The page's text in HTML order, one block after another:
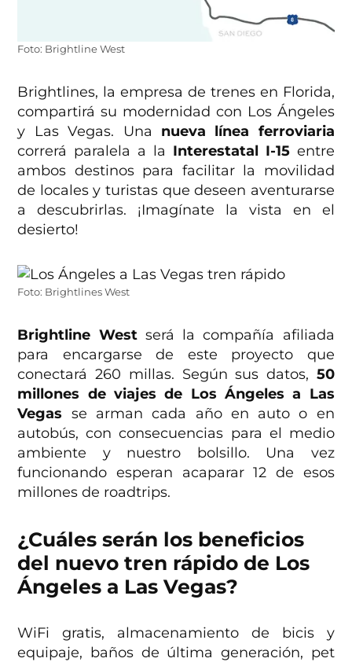
Foto: Brightline West
Brightlines, la empresa de trenes en Florida,
compartirá su modernidad con Los Ángeles
y Las Vegas. Una nueva línea ferroviaria
correrá paralela a la Interestatal I-15entre
ambos destinos para facilitar la movilidad
de locales y turistas que deseen aventurarse
a descubrirlas. ¡Imagínate la vista en el
desierto!
Foto: Brightlines West
Brightline Westserá la compañía afiliada
para encargarse de este proyecto que
conectará 260 millas. Según sus datos, 50
millones de viajes de Los Ángeles a Las
Vegas se arman cada año en auto o en
autobús, con consecuencias para el medio
ambiente y nuestro bolsillo. Una vez
funcionando esperan acaparar 12 de esos
millones de roadtrips.
¿Cuáles serán los beneficios
del nuevo tren rápido de Los
Ángeles a Las Vegas?
WiFi gratis, almacenamiento de bicis y
equipaje, baños de última generación, pet